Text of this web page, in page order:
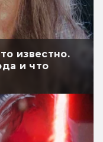
известно.
и что